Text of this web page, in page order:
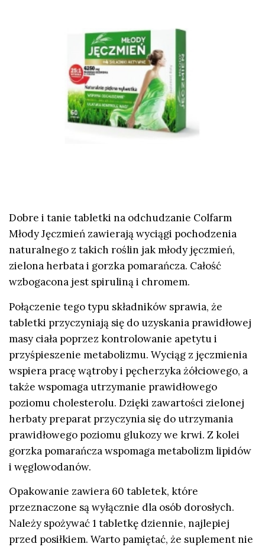
Dobre i tanie tabletki na odchudzanie Colfarm
Młody Jęczmień zawierają wyciągi pochodzenia
naturalnego z takich roślin jak młody jęczmień,
zielona herbata i gorzka pomarańcza. Całość
wzbogacona jest spiruliną i chromem.
Połączenie tego typu składników sprawia, że
tabletki przyczyniają się do uzyskania prawidłowej
masy ciała poprzez kontrolowanie apetytu i
przyśpieszenie metabolizmu. Wyciąg z jęczmienia
wspiera pracę wątroby i pęcherzyka żółciowego, a
także wspomaga utrzymanie prawidłowego
poziomu cholesterolu. Dzięki zawartości zielonej
herbaty preparat przyczynia się do utrzymania
prawidłowego poziomu glukozy we krwi. Z kolei
gorzka pomarańcza wspomaga metabolizm lipidów
i węglowodanów.
Opakowanie zawiera 60 tabletek, które
przeznaczone są wyłącznie dla osób dorosłych.
Należy spożywać 1 tabletkę dziennie, najlepiej
przed posiłkiem. Warto pamiętać, że suplement nie